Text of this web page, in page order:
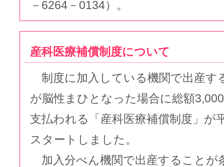
－6264－0134）。
産科医療補償制度について
制度に加入している機関で出産す
が脳性まひとなった場合に総額
支払われる「産科医療補償制度」が
スタートしました。
加入分べん機関で出産することが